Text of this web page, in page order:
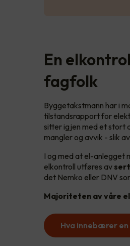
En
fagfolk
Byggetakstmann har i
tilstandsrapport for
sitter igjen med et stort
mangler og avvik - slik
I og med at el-anlegget
elkontroll utføres av
det Nemko eller DNV
Majoriteten av våre
Hva innebærer